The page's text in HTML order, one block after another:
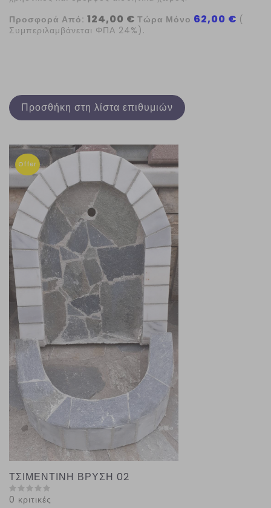
Προσφορά Από: 124,00 € Τώρα Μόνο 62,00 € (
Συμπεριλαμβάνεται ΦΠΑ 24%).
Προσθήκη στη λίστα επιθυμιών
Offer
ΤΣΙΜΕΝΤΙΝΗ ΒΡΥΣΗ 02
0 κριτικές